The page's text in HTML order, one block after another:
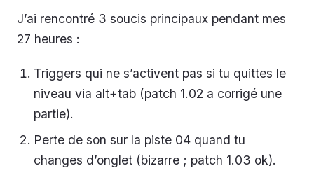
J’ai rencontré 3 soucis principaux pendant mes
27 heures :
Triggers qui ne s’activent pas si tu quittes le
niveau via alt+tab (patch 1.02 a corrigé une
partie).
Perte de son sur la piste 04 quand tu
changes d’onglet (bizarre ; patch 1.03 ok).